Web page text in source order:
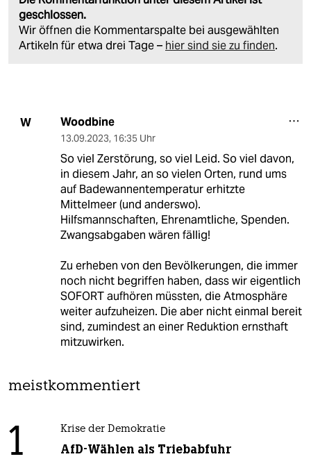
geschlossen.
Wir öffnen die Kommentarspalte bei ausgewählten
Artikeln für etwa drei Tage – hier sind sie zu finden.
W Woodbine
13.09.2023, 16:35 Uhr
So viel Zerstörung, so viel Leid. So viel davon,
in diesem Jahr, an so vielen Orten, rund ums
auf Badewannentemperatur erhitzte
Mittelmeer (und anderswo).
Hilfsmannschaften, Ehrenamtliche, Spenden.
Zwangsabgaben wären fällig!
Zu erheben von den Bevölkerungen, die immer
noch nicht begriffen haben, dass wir eigentlich
SOFORT aufhören müssten, die Atmosphäre
weiter aufzuheizen. Die aber nicht einmal bereit
sind, zumindest an einer Reduktion ernsthaft
mitzuwirken.
meistkommentiert
1 Krise der Demokratie
AfD-Wählen als Triebabfuhr